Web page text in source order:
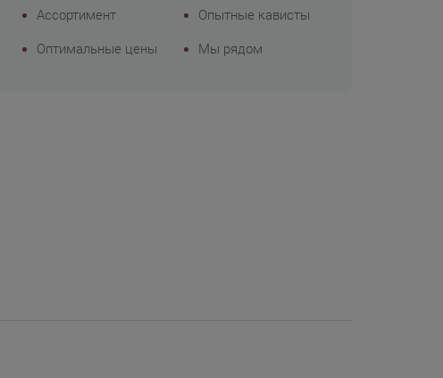
Ассортимент Опытные кависты
Оптимальные цены Мы рядом